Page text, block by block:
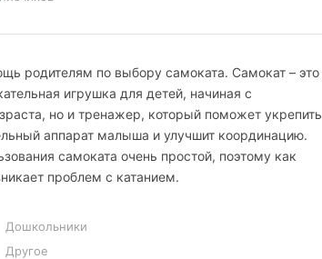
родителям по выбору самоката. Самокат – это
игрушка для детей, начиная с
но и тренажер, который поможет укрепить
аппарат малыша и улучшит координацию.
самоката очень простой, поэтому как
проблем с катанием.
Дошкольники
Другое